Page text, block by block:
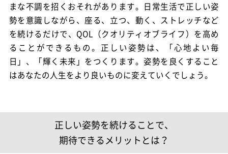
まな不調を招くおそれがあります。日常生活で正しい姿
勢を意識しながら、座る、立つ、動く、ストレッチなど
を続けるだけで、QOL（クオリティオブライフ）を高め
ることができるもの。正しい姿勢は、「心地よい毎
日」、「輝く未来」をつくります。姿勢を良くすること
はあなたの人生をより良いものに変えていくでしょう。
正しい姿勢を続けることで、
期待できるメリットとは？